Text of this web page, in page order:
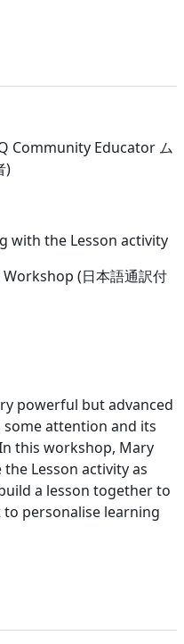
Community Educator ム
)
with the Lesson activity
(日本語通訳付
powerful but advanced
some attention and its
this workshop, Mary
Lesson activity as
a lesson together to
personalise learning